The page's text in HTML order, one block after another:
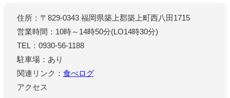
住所：〒829-0343 福岡県築上郡築上町西八田1715
営業時間：10時～14時50分(LO14時30分)
TEL：0930-56-1188
駐車場：あり
関連リンク： 食べログ
アクセス